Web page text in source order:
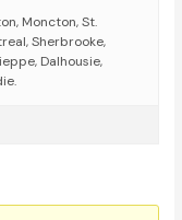
Moncton, St.
Sherbrooke,
Dalhousie,